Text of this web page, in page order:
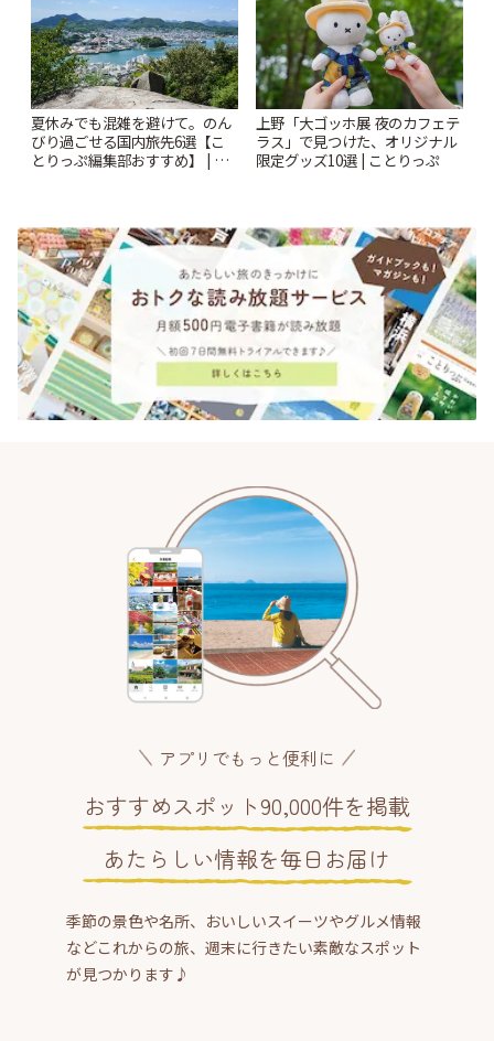
夏休みでも混雑を避けて。のん
びり過ごせる国内旅先6選【こ
とりっぷ編集部おすすめ】 | こ
上野「大ゴッホ展 夜のカフェテ
ラス」で見つけた、オリジナル
限定グッズ10選 | ことりっぷ
アプリでもっと便利に
おすすめスポット90,000件を掲載
あたらしい情報を毎日お届け
季節の景色や名所、おいしいスイーツやグルメ情報
などこれからの旅、週末に行きたい素敵なスポット
が見つかります♪